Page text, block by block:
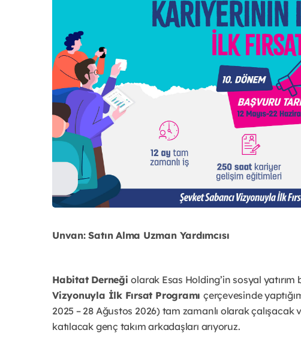
Unvan: Satın Alma Uzman Yardımcısı
Habitat Derneğiolarak Esas Holding’in sosyal yatırım
Vizyonuyla İlk Fırsat Programıçerçevesinde
2025 – 28 Ağustos 2026) tam zamanlı olarak
katılacak genç takım arkadaşları arıyoruz.